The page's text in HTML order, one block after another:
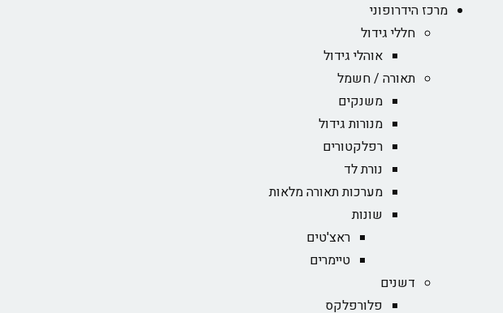
מרכז הידרופוני
חללי גידול
אוהלי גידול
תאורה / חשמל
משנקים
מנורות גידול
רפלקטורים
נורת לד
מערכות תאורה מלאות
שונות
ראצ'טים
טיימרים
דשנים
פלורפלקס